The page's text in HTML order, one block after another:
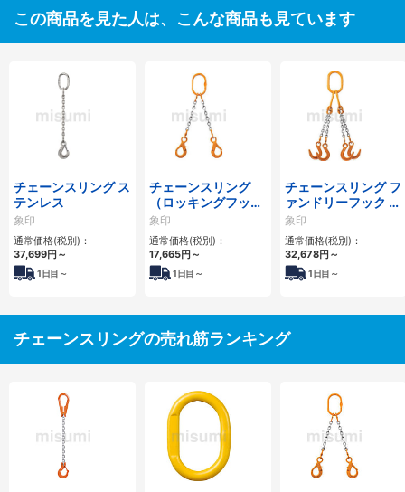
この商品を見た人は、こんな商品も見ています
チェーンスリング ス
テンレス
象印
通常価格(税別)：
37,699円 ～
1 日目～
チェーンスリング
（ロッキングフック
タイプ）
象印
通常価格(税別)：
17,665円 ～
1 日目～
チェーンスリング フ
ァンドリーフック 4
本吊り
象印
通常価格(税別)：
32,678円 ～
1 日目～
チェーンスリングの売れ筋ランキング